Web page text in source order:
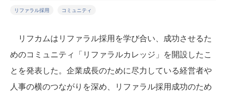
リファラル採用 コミュニティ
リフカムはリファラル採用を学び合い、成功させるた
めのコミュニティ「リファラルカレッジ」を開設したこ
とを発表した。企業成長のために尽力している経営者や
人事の横のつながりを深め、リファラル採用成功のため